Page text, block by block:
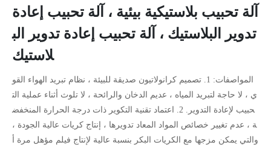
آلة تحبيب بلاستيكية بيئية ، آلة تحبيب إعادة
تدوير البلاستيك ، آلة تحبيب إعادة تدوير الب
لاستيك
المواصفات: 1. تصميم كرانولاتيون صديقة للبيئة ، نظام تبريد الهواء القو
ي ، لا حاجة لتبريد المياه ، عديم الدخان والرائحة ، لا تلوث أثناء عملية الت
حبيب لإعادة التدوير. 2. اعتماد تقنية التكوير ذات درجة الحرارة المنخفض
ة ، عدم تغيير خصائص المواد المعاد تدويرها ، إنتاج كريات عالية الجودة ،
والتي يمكن مزجها مع الكريات البكر بنسبة عالية لإنتاج فيلم مؤهل مرة أ